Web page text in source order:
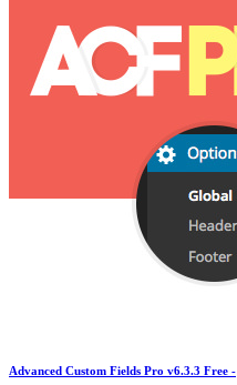
Advanced Custom Fields Pro v6.3.3 Free -